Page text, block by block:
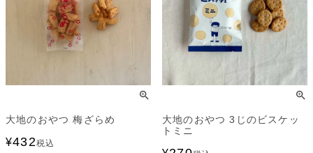
大地のおやつ 梅ざらめ
¥432税込
大地のおやつ 3じのビスケッ
トミニ